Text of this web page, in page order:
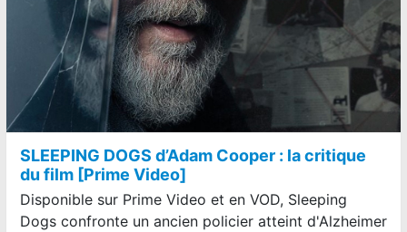
SLEEPING DOGS d’Adam Cooper : la critique
du film [Prime Video]
Disponible sur Prime Video et en VOD, Sleeping
Dogs confronte un ancien policier atteint d'Alzheimer